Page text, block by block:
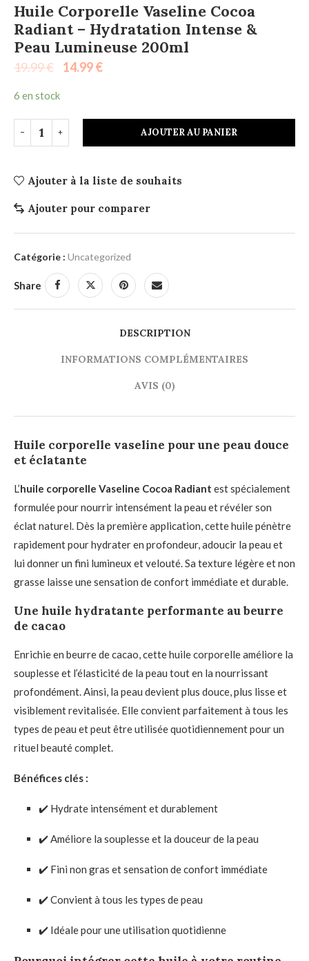
Huile Corporelle Vaseline Cocoa
Radiant – Hydratation Intense &
Peau Lumineuse 200ml
19.99€ 14.99€
6 en stock
AJOUTER AU PANIER
Ajouter à la liste de souhaits
Ajouter pour comparer
Catégorie : Uncategorized
Share
DESCRIPTION
INFORMATIONS COMPLÉMENTAIRES
AVIS (0)
Huile corporelle vaseline pour une peau douce
et éclatante
L’huile corporelle Vaseline Cocoa Radiant est spécialement
formulée pour nourrir intensément la peau et révéler son
éclat naturel. Dès la première application, cette huile pénètre
rapidement pour hydrater en profondeur, adoucir la peau et
lui donner un fini lumineux et velouté. Sa texture légère et non
grasse laisse une sensation de confort immédiate et durable.
Une huile hydratante performante au beurre
de cacao
Enrichie en beurre de cacao, cette huile corporelle améliore la
souplesse et l’élasticité de la peau tout en la nourrissant
profondément. Ainsi, la peau devient plus douce, plus lisse et
visiblement revitalisée. Elle convient parfaitement à tous les
types de peau et peut être utilisée quotidiennement pour un
rituel beauté complet.
Bénéfices clés :
✔️ Hydrate intensément et durablement
✔️ Améliore la souplesse et la douceur de la peau
✔️ Fini non gras et sensation de confort immédiate
✔️ Convient à tous les types de peau
✔️ Idéale pour une utilisation quotidienne